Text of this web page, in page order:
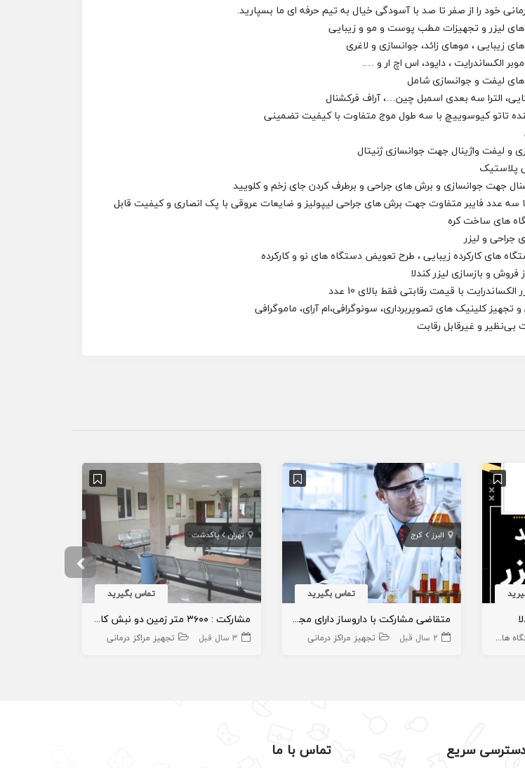
خود را از صفر تا صد با آسودگی خیال به تیم حرفه ای ما بسپارید.
های لیزر و تجهیزات مطب پوست و مو و زیبایی
زیبایی ، موهای زائد، جوانسازی و لاغری
موبر الکساندرایت ، دایود، اس اچ ار و ….
های لیفت و جوانسازی شامل
الترا سه بعدی اسمبل چین…، آراف فرکشنال
تاتو کیوسوییچ با سه طول موج متفاوت با کیفیت تضمینی
و لیفت واژینال جهت جوانسازی ژنیتال
پلاستیک
سه عدد فایبر متفاوت جهت برش های جراحی لیپولیز و ضایعات عروقی با پک انصاری و کیفیت قابل
های ساخت کره
جراحی و لیزر
های کارکرده زیبایی ، طرح تعویض دستگاه های نو و کارکرده
و بازسازی لیزر کندلا
الکساندرایت با قیمت رقابتی فقط بالای 10 عدد
کلینیک های تصویربرداری، سونوگرافی،ام آرای، ماموگرافی
بی‌نظیر و غیرقابل رقابت
پوست
البرز کرج
تماس بگیرید
متقاضی مشارکت با داروساز دارای مجوز داروخانه در نظر آباد کرج
2 سال قبل تجهیز مراکز درمانی
تهران پاکدشت
تماس بگیرید
مشارکت : ۳۶۰۰ متر زمین دو نبش کاربر درمانی در پاکدشت
3 سال قبل تجهیز مراکز درمانی
سریع تماس با ما